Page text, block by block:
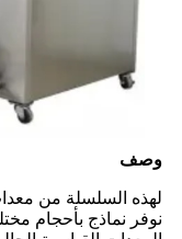
وصف
لهذه السلسلة من
نوفر نماذج بأحجام